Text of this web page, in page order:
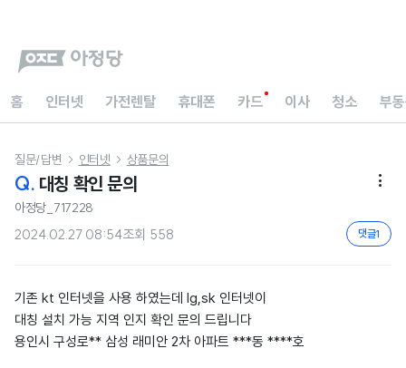
홈 인터넷 가전렌탈 휴대폰 카드 이사 청소 부
질문/답변  인터넷  상품문의
Q. 대칭 확인 문의 
아정당_717228
2024.02.27 08:54조회 558 댓글1
기존 kt 인터넷을 사용 하였는데 lg,sk 인터넷이
대칭 설치 가능 지역 인지 확인 문의 드립니다
용인시 구성로** 삼성 래미안 2차 아파트 ***동 ****호